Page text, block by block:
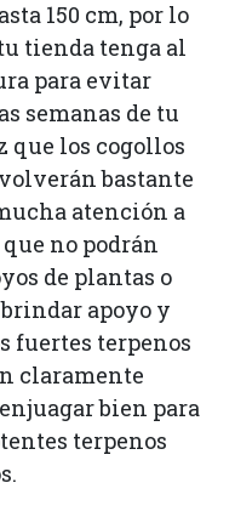
150 cm, por lo
tienda tenga al
para evitar
semanas de tu
que los cogollos
bastante
atención a
no podrán
de plantas o
brindar apoyo y
fuertes terpenos
claramente
bien para
terpenos